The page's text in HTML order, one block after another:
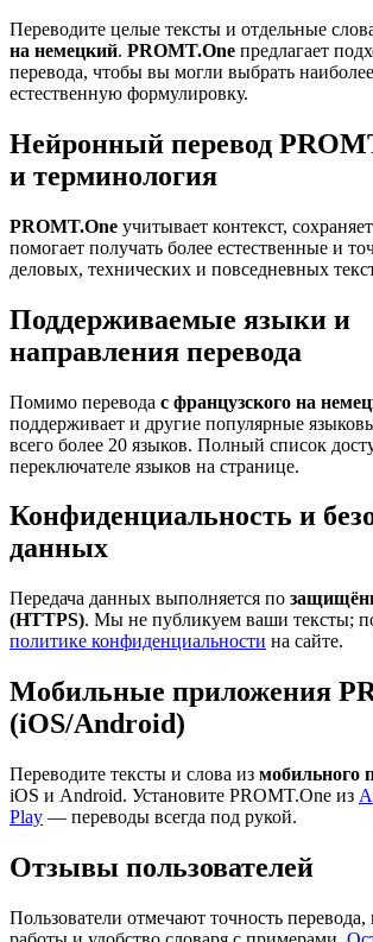
Переводите целые тексты и отдельные
на немецкий. PROMT.One предлагает
перевода, чтобы вы могли выбрать
естественную формулировку.
Нейронный перевод
и терминология
PROMT.One учитывает контекст, сохраняет
помогает получать более естественные и
деловых, технических и повседневных
Поддерживаемые языки и
направления перевода
Помимо перевода с французского на
поддерживает и другие популярные
всего более 20 языков. Полный список
переключателе языков на странице.
Конфиденциальность и
данных
Передача данных выполняется по
(HTTPS). Мы не публикуем ваши тексты;
политике конфиденциальности на сайте.
Мобильные приложения
(iOS/Android)
Переводите тексты и слова из мобильного
iOS и Android. Установите PROMT.One из
Play — переводы всегда под рукой.
Отзывы пользователей
Пользователи отмечают точность